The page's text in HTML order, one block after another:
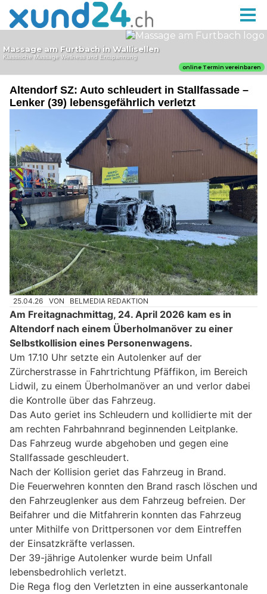
Altendorf SZ: Auto schleudert in Stallfassade –
Lenker (39) lebensgefährlich verletzt
25.04.26 VON BELMEDIA REDAKTION
Am Freitagnachmittag, 24. April 2026 kam es in
Altendorf nach einem Überholmanöver zu einer
Selbstkollision eines Personenwagens.
Um 17.10 Uhr setzte ein Autolenker auf der
Zürcherstrasse in Fahrtrichtung Pfäffikon, im Bereich
Lidwil, zu einem Überholmanöver an und verlor dabei
die Kontrolle über das Fahrzeug.
Das Auto geriet ins Schleudern und kollidierte mit der
am rechten Fahrbahnrand beginnenden Leitplanke.
Das Fahrzeug wurde abgehoben und gegen eine
Stallfassade geschleudert.
Nach der Kollision geriet das Fahrzeug in Brand.
Die Feuerwehren konnten den Brand rasch löschen und
den Fahrzeuglenker aus dem Fahrzeug befreien. Der
Beifahrer und die Mitfahrerin konnten das Fahrzeug
unter Mithilfe von Drittpersonen vor dem Eintreffen
der Einsatzkräfte verlassen.
Der 39-jährige Autolenker wurde beim Unfall
lebensbedrohlich verletzt.
Die Rega flog den Verletzten in eine ausserkantonale